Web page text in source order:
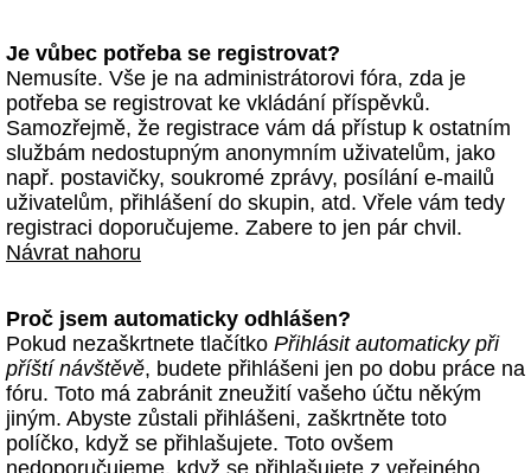
Je vůbec potřeba se registrovat?
Nemusíte. Vše je na administrátorovi fóra, zda je
potřeba se registrovat ke vkládání příspěvků.
Samozřejmě, že registrace vám dá přístup k ostatním
službám nedostupným anonymním uživatelům, jako
např. postavičky, soukromé zprávy, posílání e-mailů
uživatelům, přihlášení do skupin, atd. Vřele vám tedy
registraci doporučujeme. Zabere to jen pár chvil.
Návrat nahoru
Proč jsem automaticky odhlášen?
Pokud nezaškrtnete tlačítko Přihlásit automaticky při
příští návštěvě, budete přihlášeni jen po dobu práce na
fóru. Toto má zabránit zneužití vašeho účtu někým
jiným. Abyste zůstali přihlášeni, zaškrtněte toto
políčko, když se přihlašujete. Toto ovšem
nedoporučujeme, když se přihlašujete z veřejného